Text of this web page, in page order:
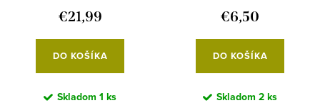
€21,99
DO KOŠÍKA
Skladom 1 ks
€6,50
DO KOŠÍKA
Skladom 2 ks